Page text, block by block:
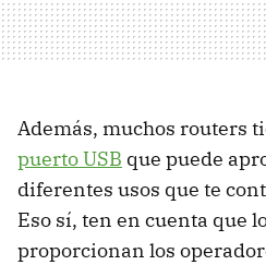
Además, muchos routers
puerto USB que puede
diferentes usos que te
Eso sí, ten en cuenta que
proporcionan los